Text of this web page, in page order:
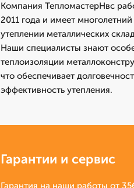
Компания ТепломастерНвс
2011 года и имеет
утеплении металлических
Наши специалисты знают
теплоизоляции
что обеспечивает
эффективность утепления.
Гарантии и сервис
Гарантия на наши работы от